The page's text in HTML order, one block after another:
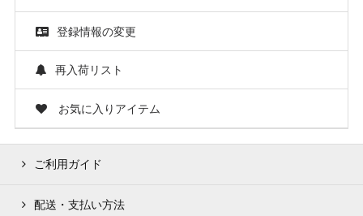
登録情報の変更
再入荷リスト
お気に入りアイテム
ご利用ガイド
配送・支払い方法